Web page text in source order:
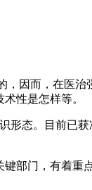
因而，在医治
性是怎样等。
形态。目前已获
部门，有着重